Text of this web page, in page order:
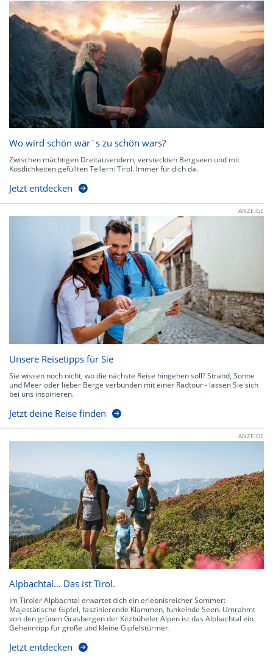
Wo wird schön wär`s zu schön wars?
Zwischen mächtigen Dreitausendern, versteckten Bergseen und mit
Köstlichkeiten gefüllten Tellern: Tirol. Immer für dich da.
Jetzt entdecken
ANZEIGE
Unsere Reisetipps für Sie
Sie wissen noch nicht, wo die nächste Reise hingehen soll? Strand, Sonne
und Meer oder lieber Berge verbunden mit einer Radtour - lassen Sie sich
bei uns inspirieren.
Jetzt deine Reise finden
ANZEIGE
Alpbachtal… Das ist Tirol.
Im Tiroler Alpbachtal erwartet dich ein erlebnisreicher Sommer:
Majestätische Gipfel, faszinierende Klammen, funkelnde Seen. Umrahmt
von den grünen Grasbergen der Kitzbüheler Alpen ist das Alpbachtal ein
Geheimtipp für große und kleine Gipfelstürmer.
Jetzt entdecken